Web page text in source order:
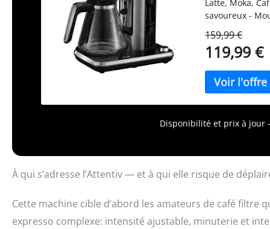
Latte, Moka,
savoureux -
24 heures à
d’une capacité
en acier
Garantie 2 ans
sur notre site
159,99 €
119,99 €
Disponibilité et prix à jour
À qui s’adresse l’Attentiv — et à qui elle risque de
Cette machine cible d’abord les amateurs de café filtre
expresso complexe: intensité ajustable, minuterie et